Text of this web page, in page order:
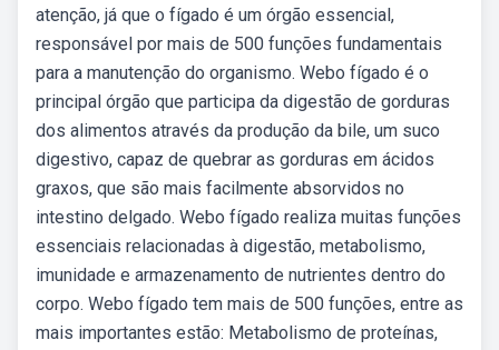
atenção, já que o fígado é um órgão essencial,
responsável por mais de 500 funções fundamentais
para a manutenção do organismo. Webo fígado é o
principal órgão que participa da digestão de gorduras
dos alimentos através da produção da bile, um suco
digestivo, capaz de quebrar as gorduras em ácidos
graxos, que são mais facilmente absorvidos no
intestino delgado. Webo fígado realiza muitas funções
essenciais relacionadas à digestão, metabolismo,
imunidade e armazenamento de nutrientes dentro do
corpo. Webo fígado tem mais de 500 funções, entre as
mais importantes estão: Metabolismo de proteínas,